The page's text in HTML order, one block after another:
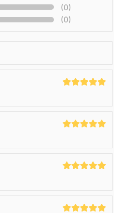
(0)
(0)